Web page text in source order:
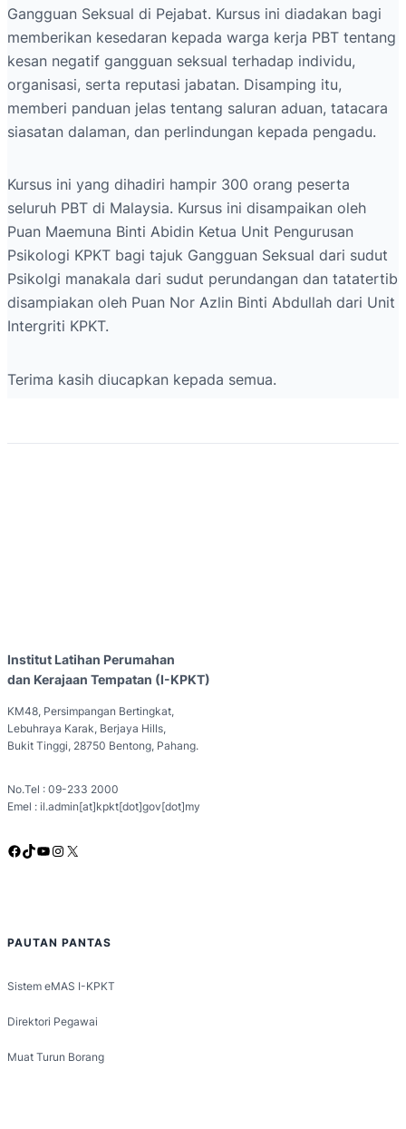
Gangguan Seksual di Pejabat. Kursus ini diadakan bagi
memberikan kesedaran kepada warga kerja PBT tentang
kesan negatif gangguan seksual terhadap individu,
organisasi, serta reputasi jabatan. Disamping itu,
memberi panduan jelas tentang saluran aduan, tatacara
siasatan dalaman, dan perlindungan kepada pengadu.
Kursus ini yang dihadiri hampir 300 orang peserta
seluruh PBT di Malaysia. Kursus ini disampaikan oleh
Puan Maemuna Binti Abidin Ketua Unit Pengurusan
Psikologi KPKT bagi tajuk Gangguan Seksual dari sudut
Psikolgi manakala dari sudut perundangan dan tatatertib
disampiakan oleh Puan Nor Azlin Binti Abdullah dari Unit
Intergriti KPKT.
Terima kasih diucapkan kepada semua.
Institut Latihan Perumahan
dan Kerajaan Tempatan (I-KPKT)
KM48, Persimpangan Bertingkat,
Lebuhraya Karak, Berjaya Hills,
Bukit Tinggi, 28750 Bentong, Pahang.
No.Tel : 09-233 2000
Emel : il.admin[at]kpkt[dot]gov[dot]my
Facebook TikTok YouTube Instagram X
PAUTAN PANTAS
Sistem eMAS I-KPKT
Direktori Pegawai
Muat Turun Borang